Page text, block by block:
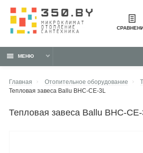
МЕНЮ
Главная Отопительное оборудование
Тепловая завеса Ballu BHC-CE-3L
тепловая завеса Ballu BHC-